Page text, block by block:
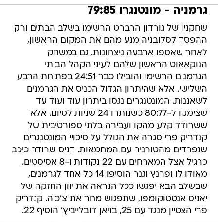
גרמניה - מונטנגרו 79:85
שחקניו של גורדון הרברט הרשימו בשלב הבתים ורק
ההפסד לסלובניה מנע מהם את המקום הראשון,
לאחר שאספו ארבעה ניצחונות. גם במשחק
הנוקאאוט הראשון שלהם לעיני הקהל הביתי
הגרמנים הרשימו והובילו כבר 24:51 בפתיחת הרבע
השלישי. אלא שהיתרון הגדול הכניס את הגרמנים
לשאננות. המונטנגרים נגסו ביתרון עוד ועוד עד
שצימקו ל-80:77 כשנותרו 24 שניות לסיום. אלא
ששרודד קלע מהקו ועבירה בלתי ספורטיבית של
קנדריק פרי סגרה את הגולל על סיכויי המונטנגרים
שנפרדים מהטורניר עם המחמאות. דניס שרודר כיכב
כרגיל אצל המארחים עם 22 נקודות ו-8 אסיסטים.
מאודו לו ופרנץ וגנר הוסיפו 14 כל אחד לגרמנים,
שבשלב הבא יפגשו ככל הנראה את יוון החזקה של
יאניס אנטטוקומפו, שתפגוש מחר את צ'כיה. קנדריק
פרי הצטיין מנגד עם 25, בויאן דובלייביץ' הוסיף 22.